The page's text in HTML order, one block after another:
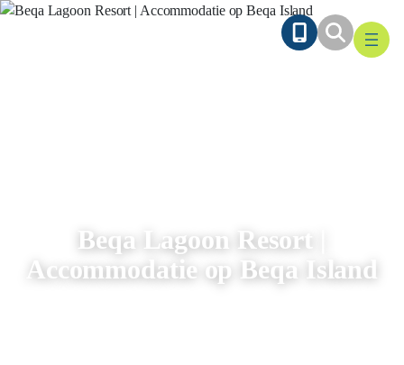
Ga
Beqa Lagoon Resort |
Accommodatie op Beqa Island